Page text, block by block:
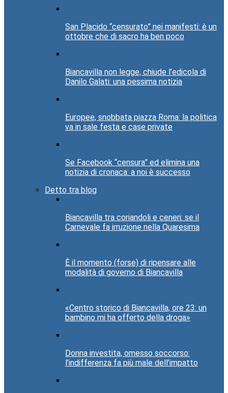
San Placido “censurato” nei manifesti: è un
ottobre che di sacro ha ben poco
Biancavilla non legge, chiude l’edicola di
Danilo Galati: una pessima notizia
Europee, snobbata piazza Roma: la politica
va in sale festa e case private
Se Facebook “censura” ed elimina una
notizia di cronaca: a noi è successo
Detto tra blog
Biancavilla tra coriandoli e ceneri: se il
Carnevale fa irruzione nella Quaresima
È il momento (forse) di ripensare alle
modalità di governo di Biancavilla
«Centro storico di Biancavilla, ore 23: un
bambino mi ha offerto della droga»
Donna investita, omesso soccorso:
l’indifferenza fa più male dell’impatto